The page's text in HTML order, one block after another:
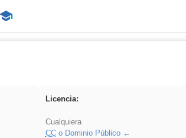
Licencia:
Cualquiera
CCo Dominio Público